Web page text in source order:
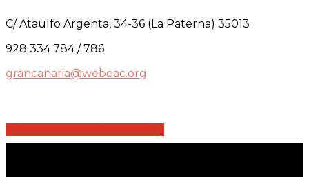
C/ Ataulfo Argenta, 34-36 (La Paterna) 35013
928 334 784 / 786
grancanaria@webeac.org